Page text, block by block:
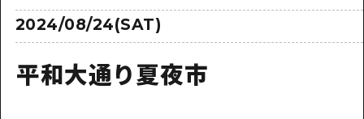
学び・体験
歴史・文化
宮島周辺
山口県東部
山口県東部
愛媛県
島根県
施設の混雑状況のお知らせ
手荷物預かり・配送サービス
お問い合わせ
事業者・学校関係者の皆さま
2024/08/24(SAT)
平和大通り夏夜市